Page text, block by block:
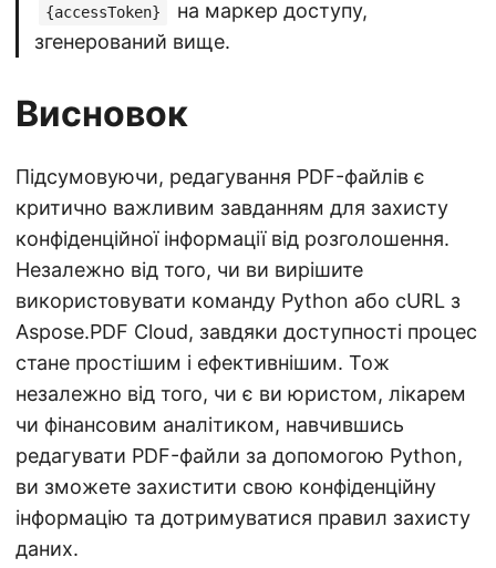
{accessToken}
на маркер доступу,
згенерований вище.
Висновок
Підсумовуючи, редагування PDF-файлів є
критично важливим завданням для захисту
конфіденційної інформації від розголошення.
Незалежно від того, чи ви вирішите
використовувати команду Python або cURL з
Aspose.PDF Cloud, завдяки доступності процес
стане простішим і ефективнішим. Тож
незалежно від того, чи є ви юристом, лікарем
чи фінансовим аналітиком, навчившись
редагувати PDF-файли за допомогою Python,
ви зможете захистити свою конфіденційну
інформацію та дотримуватися правил захисту
даних.